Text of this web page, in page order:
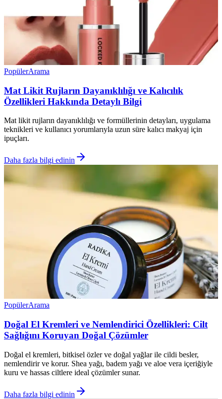
PopülerArama
Mat Likit Rujların Dayanıklılığı ve Kalıcılık
Özellikleri Hakkında Detaylı Bilgi
Mat likit rujların dayanıklılığı ve formüllerinin detayları, uygulama
teknikleri ve kullanıcı yorumlarıyla uzun süre kalıcı makyaj için
ipuçları.
Daha fazla bilgi edinin
PopülerArama
Doğal El Kremleri ve Nemlendirici Özellikleri: Cilt
Sağlığını Koruyan Doğal Çözümler
Doğal el kremleri, bitkisel özler ve doğal yağlar ile cildi besler,
nemlendirir ve korur. Shea yağı, badem yağı ve aloe vera içeriğiyle
kuru ve hassas ciltlere ideal çözümler sunar.
Daha fazla bilgi edinin